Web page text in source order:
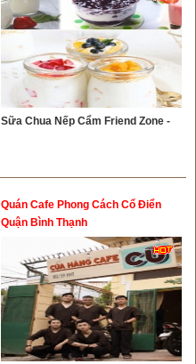
Sữa Chua Nếp Cẩm Friend Zone -
Quán Cafe Phong Cách Cổ Điển
Quận Bình Thạnh